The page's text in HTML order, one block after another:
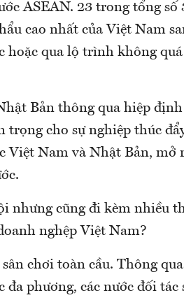
ASEAN. 23 trong tổng
cao nhất của Việt Nam
hoặc qua lộ trình không
Bản thông qua hiệp
trọng cho sự nghiệp thúc
Việt Nam và Nhật Bản, mở
nhưng cũng đi kèm nhiều
nghệp Việt Nam?
chơi toàn cầu. Thông
đa phương, các nước đối